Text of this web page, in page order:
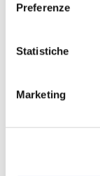
Preferenze
Statistiche
Marketing
13 marzo 2027 -